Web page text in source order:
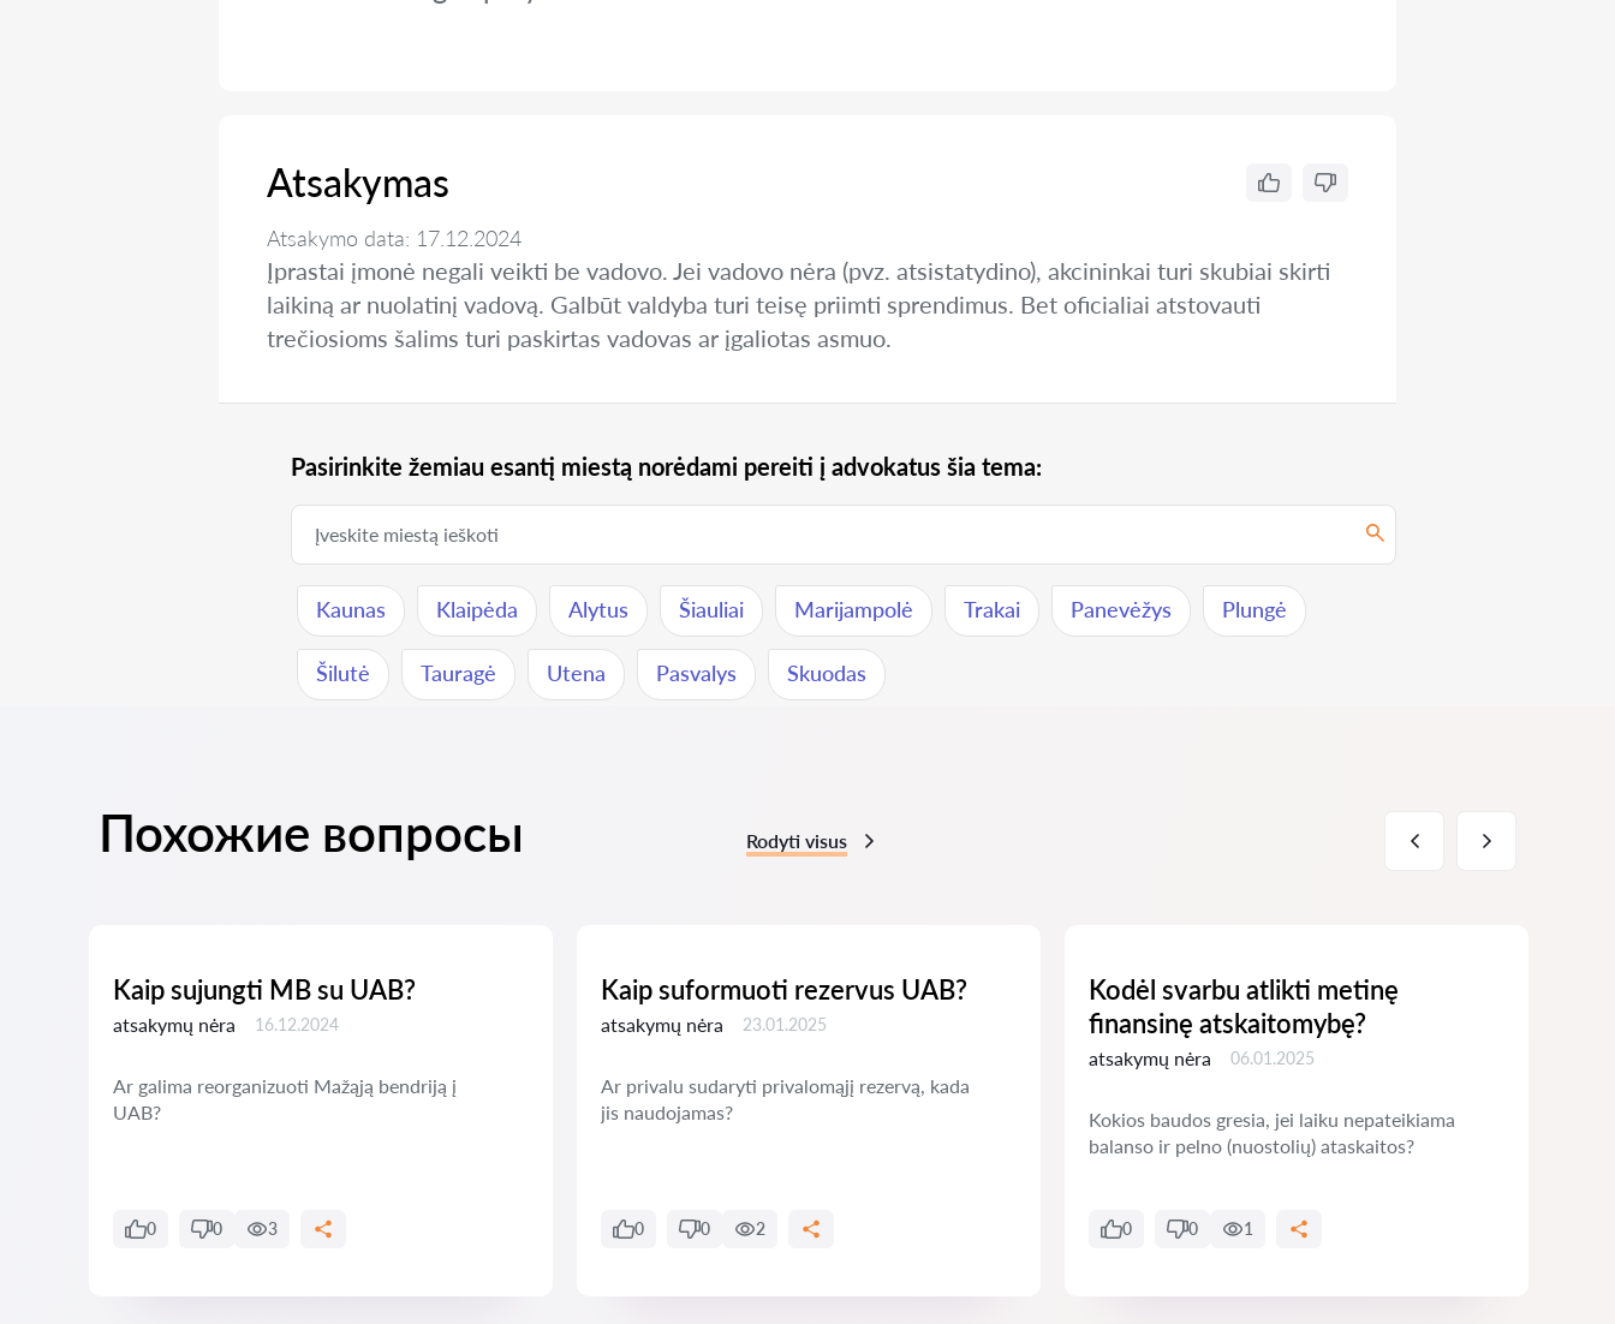
Atsakymas
Atsakymo data: 17.12.2024
Įprastai įmonė negali veikti be vadovo. Jei vadovo nėra (pvz. atsistatydino), akcininkai turi skubiai skirti
laikiną ar nuolatinį vadovą. Galbūt valdyba turi teisę priimti sprendimus. Bet oficialiai atstovauti
trečiosioms šalims turi paskirtas vadovas ar įgaliotas asmuo.
Pasirinkite žemiau esantį miestą norėdami pereiti į advokatus šia tema:
Kaunas Klaipėda Alytus Šiauliai Marijampolė Trakai Panevėžys Plungė
Šilutė Tauragė Utena Pasvalys Skuodas
Похожие вопросы Rodyti visus
Kaip sujungti MB su UAB?
atsakymų nėra 16.12.2024
Ar galima reorganizuoti Mažąją bendriją į
UAB?
0 0 3
Kaip suformuoti rezervus UAB?
atsakymų nėra 23.01.2025
Ar privalu sudaryti privalomąjį rezervą, kada
jis naudojamas?
0 0 2
Kodėl svarbu atlikti metinę
finansinę atskaitomybę?
atsakymų nėra 06.01.2025
Kokios baudos gresia, jei laiku nepateikiama
balanso ir pelno (nuostolių) ataskaitos?
0 0 1